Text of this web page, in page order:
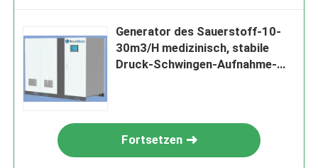
Generator des Sauerstoff-10-
30m3/H medizinisch, stabile
Druck-Schwingen-Aufnahme-
Fortsetzen